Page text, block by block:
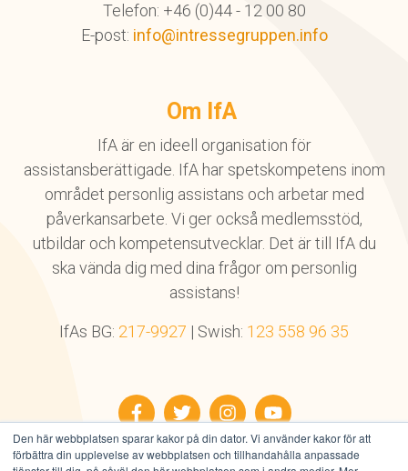
Den här webbplatsen sparar kakor på din dator. Vi använder kakor för att
förbättra din upplevelse av webbplatsen och tillhandahålla anpassade
Telefon: +46 (0)44 - 12 00 80
E-post: info@intressegruppen.info
Om IfA
IfA är en ideell organisation för
assistansberättigade. IfA har spetskompetens inom
området personlig assistans och arbetar med
påverkansarbete. Vi ger också medlemsstöd,
utbildar och kompetensutvecklar. Det är till IfA du
ska vända dig med dina frågor om personlig
assistans!
IfAs BG: 217-9927 | Swish: 123 558 96 35
FacebookTwitterInstagramYouTube